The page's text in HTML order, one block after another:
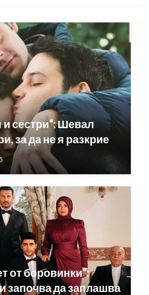
сестри“: Шевал
за да не я разкрие
от боровинки“:
започва да заплашва